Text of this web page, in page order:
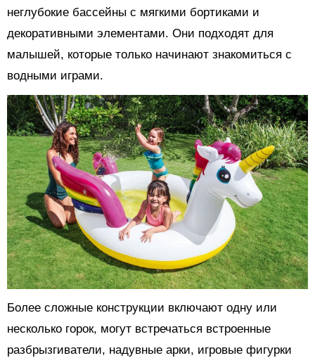
неглубокие бассейны с мягкими бортиками и
декоративными элементами. Они подходят для
малышей, которые только начинают знакомиться с
водными играми.
Более сложные конструкции включают одну или
несколько горок, могут встречаться встроенные
разбрызгиватели, надувные арки, игровые фигурки